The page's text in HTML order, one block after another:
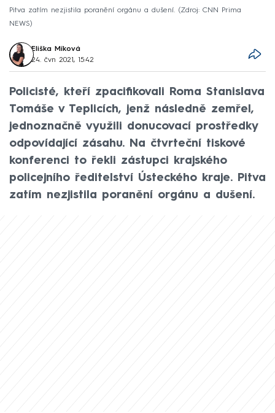
Pitva zatím nezjistila poranění orgánu a dušení.
Zdroj: CNN Prima
NEWS
Eliška Míková
24. čvn 2021, 15:42
Policisté, kteří zpacifikovali Roma Stanislava
Tomáše v Teplicích, jenž následně zemřel,
jednoznačně využili donucovací prostředky
odpovídající zásahu. Na čtvrteční tiskové
konferenci to řekli zástupci krajského
policejního ředitelství Ústeckého kraje. Pitva
zatím nezjistila poranění orgánu a dušení.